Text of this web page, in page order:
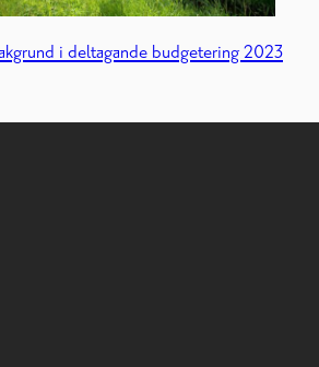
i deltagande budgetering 2023